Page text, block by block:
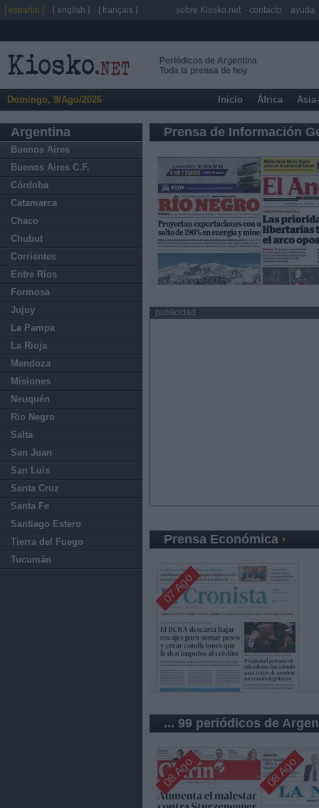
Periódicos de Argentina
Toda la prensa de hoy
Domingo, 9/Ago/2026 Inicio África
Argentina
Buenos Aires
Buenos Aires C.F.
Córdoba
Catamarca
Chaco
Chubut
Corrientes
Entre Ríos
Formosa
Jujuy
La Pampa
La Rioja
Mendoza
Misiones
Neuquén
Rio Negro
Salta
San Juan
San Luis
Santa Cruz
Santa Fe
Santiago Estero
Tierra del Fuego
Tucumán
Prensa de Información
publicidad
Prensa Económica
07 Ago
... 99 periódicos de
08 Ago 08 Ago
[ español ] [ english ] [ français ] sobre Kiosko.net contacto ayuda